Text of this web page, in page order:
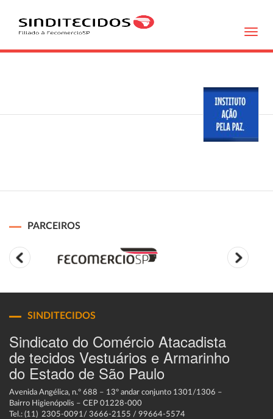
PARCEIROS
SINDITECIDOS
Sindicato do Comércio Atacadista
de tecidos Vestuários e Armarinho
do Estado de São Paulo
Avenida Angélica, n.º 688 – 13º andar conjunto 1301/1306 –
Bairro Higienópolis – CEP 01228-000
Tel.: (11) 2305-0091/ 3666-2155 / 99664-5574